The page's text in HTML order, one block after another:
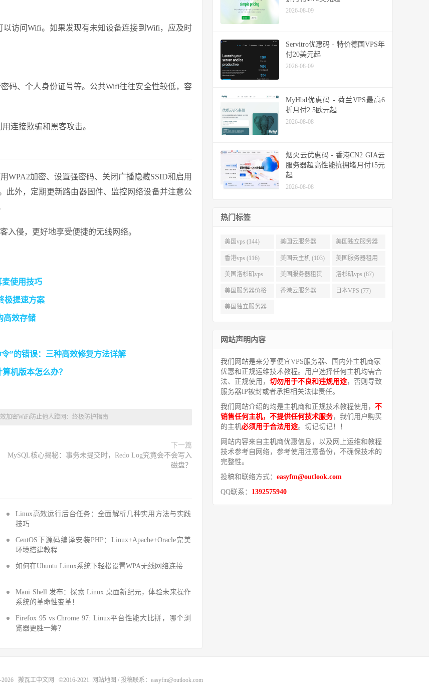
访问Wifi。如果发现有未知设备连接到Wifi，应及时
码、个人身份证号等。公共Wifi往往安全性较低，容
连接欺骗和黑客攻击。
WPA2加密、设置强密码、关闭广播隐藏SSID和启用
外，定期更新路由器固件、监控网络设备并注意公
入侵，更好地享受便捷的无线网络。
使用技巧
极提速方案
高效存储
”的错误：三种高效修复方法详解
机版本怎么办？
加密WiFi防止他人蹭网：终极防护指南
下一篇
MySQL核心揭秘：事务未提交时，Redo Log究竟会不会写入
磁盘？
Linux高效运行后台任务：全面解析几种实用方法与实践
技巧
CentOS下源码编译安装PHP：Linux+Apache+Oracle完美
环境搭建教程
如何在Ubuntu Linux系统下轻松设置WPA无线网络连接
Maui Shell 发布：探索 Linux 桌面新纪元，体验未来操作
系统的革命性变革！
Firefox 95 vs Chrome 97: Linux平台性能大比拼，哪个浏
览器更胜一筹？
2026-08-09
Servitro优惠码 - 特价德国VPS年
付20美元起
2026-08-09
MyHbd优惠码 - 荷兰VPS最高6
折月付2.5欧元起
2026-08-08
烟火云优惠码 - 香港CN2 GIA云
服务器超高性能抗拥堵月付15元
起
2026-08-08
热门标签
美国vps (144) 美国云服务器
(143)
美国独立服务器
(118)
香港vps (116) 美国云主机 (103) 美国服务器租用
(99)
美国洛杉矶vps
(94)
美国服务器租赁
(91)
洛杉矶vps (87)
美国服务器价格
(82)
香港云服务器 日本VPS (77)
美国独立服务器
网站声明内容
我们网站是来分享便宜VPS服务器、国内外主机商家
优惠和正规运维技术教程。用户选择任何主机均需合
法、正规使用， 切勿用于不良和违规用途，否则导致
服务器IP被封或者承担相关法律责任。
我们网站介绍的均是主机商和正规技术教程使用， 不
销售任何主机，不提供任何技术服务，我们用户购买
的主机必须用于合法用途。切记切记！！
网站内容来自主机商优惠信息，以及网上运维和教程
技术参考自网络，参考使用注意备份，不确保技术的
完整性。
投稿和联络方式： easyfm@outlook.com
QQ联系： 1392575940
2026 搬瓦工中文网 ©2016-2021. 网站地图 / 投稿联系：easyfm@outlook.com